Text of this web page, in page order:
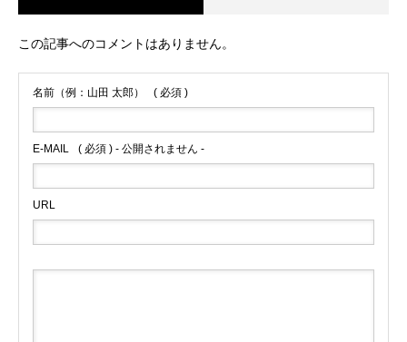
この記事へのコメントはありません。
名前（例：山田 太郎） ( 必須 )
E-MAIL ( 必須 ) - 公開されません -
URL